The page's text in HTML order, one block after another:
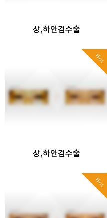
상,하안검수술
Hot
상,하안검수술
Hot